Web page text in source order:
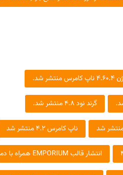
منتشر شد.
گرند نود 4.8 منتشر شد.
ناپ کامرس 4.2 منتشر شد
انتشار قالب EMPORIUM همراه با دمو فارسی